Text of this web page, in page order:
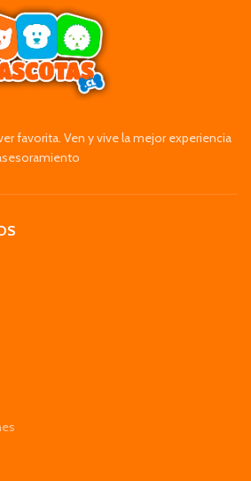
favorita. Ven y vive la mejor experiencia